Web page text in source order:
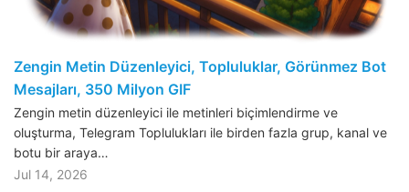
Zengin Metin Düzenleyici, Topluluklar, Görünmez Bot
Mesajları, 350 Milyon GIF
Zengin metin düzenleyici ile metinleri biçimlendirme ve
oluşturma, Telegram Toplulukları ile birden fazla grup, kanal ve
botu bir araya…
Jul 14, 2026